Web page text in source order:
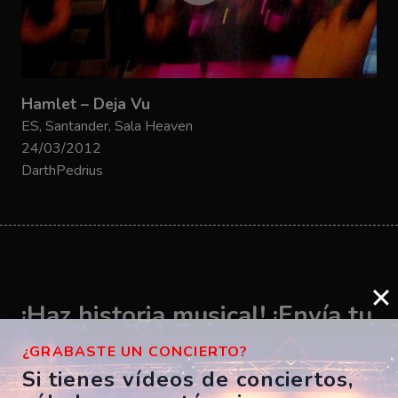
Hamlet – Deja Vu
ES, Santander, Sala Heaven
24/03/2012
DarthPedrius
¡Haz historia musical! ¡Envía tu
vídeo ahora!
¿GRABASTE UN CONCIERTO?
Si tienes vídeos de conciertos,